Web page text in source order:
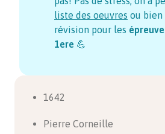
liste des oeuvres ou bien
révision pour les
1ere 💪
1642
Pierre Corneille